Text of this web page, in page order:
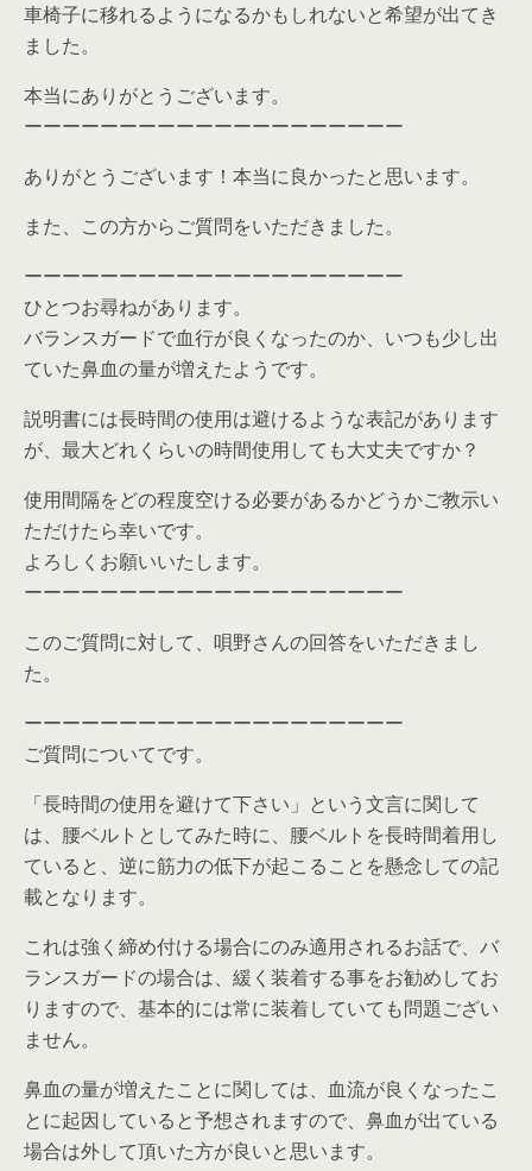
車椅子に移れるようになるかもしれないと希望が出てき
ました。
本当にありがとうございます。
ーーーーーーーーーーーーーーーーーーーー
ありがとうございます！本当に良かったと思います。
また、この方からご質問をいただきました。
ーーーーーーーーーーーーーーーーーーーー
ひとつお尋ねがあります。
バランスガードで血行が良くなったのか、いつも少し出
ていた鼻血の量が増えたようです。
説明書には長時間の使用は避けるような表記があります
が、最大どれくらいの時間使用しても大丈夫ですか？
使用間隔をどの程度空ける必要があるかどうかご教示い
ただけたら幸いです。
よろしくお願いいたします。
ーーーーーーーーーーーーーーーーーーーー
このご質問に対して、唄野さんの回答をいただきまし
た。
ーーーーーーーーーーーーーーーーーーーー
ご質問についてです。
「長時間の使用を避けて下さい」という文言に関して
は、腰ベルトとしてみた時に、腰ベルトを長時間着用し
ていると、逆に筋力の低下が起こることを懸念しての記
載となります。
これは強く締め付ける場合にのみ適用されるお話で、バ
ランスガードの場合は、緩く装着する事をお勧めしてお
りますので、基本的には常に装着していても問題ござい
ません。
鼻血の量が増えたことに関しては、血流が良くなったこ
とに起因していると予想されますので、鼻血が出ている
場合は外して頂いた方が良いと思います。